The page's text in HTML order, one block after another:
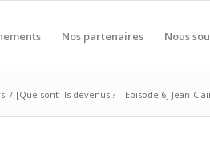
Nos partenaires Nous
/ [Que sont-ils devenus ? – Episode 6] Jean-